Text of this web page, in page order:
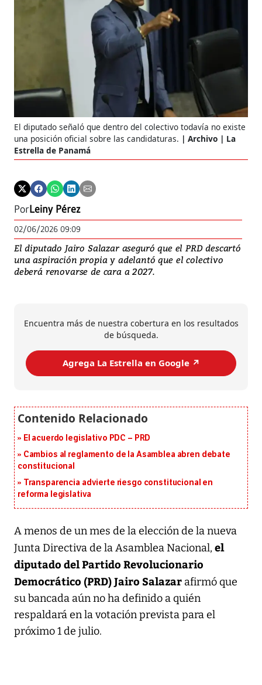
El diputado señaló que dentro del colectivo todavía no existe
una posición oficial sobre las candidaturas.
Archivo | La
Estrella de Panamá
PorLeiny Pérez
02/06/2026 09:09
El diputado Jairo Salazar aseguró que el PRD descartó
una aspiración propia y adelantó que el colectivo
deberá renovarse de cara a 2027.
Encuentra más de nuestra cobertura en los resultados
de búsqueda.
Agrega La Estrella en Google ↗️
El acuerdo legislativo PDC – PRD
Cambios al reglamento de la Asamblea abren debate
constitucional
Transparencia advierte riesgo constitucional en
reforma legislativa
A menos de un mes de la elección de la nueva
Junta Directiva de la Asamblea Nacional, el
diputado del Partido Revolucionario
Democrático (PRD) Jairo Salazar afirmó que
su bancada aún no ha definido a quién
respaldará en la votación prevista para el
próximo 1 de julio.